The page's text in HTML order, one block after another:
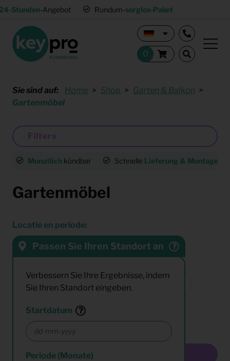
Stunden-Angebot Rundum-sorglos-Paket
Sie sind auf: Home Shop
Garten & Balkon
Gartenmöbel
Filters
Monatlich kündbar Schnelle Lieferung & Montage
Gartenmöbel
Multiselect
Locatie en periode:
Passen Sie Ihren Standort an
Verbessern Sie Ihre Ergebnisse, indem
Sie Ihren Standort eingeben.
Startdatum
Periode (Monate)